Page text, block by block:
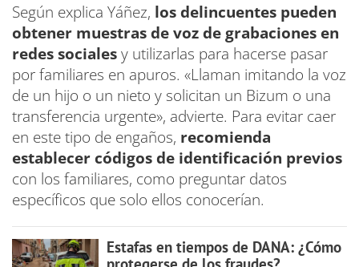
Según explica Yáñez, los delincuentes pueden
obtener muestras de voz de grabaciones en
redes socialesy utilizarlas para hacerse pasar
por familiares en apuros. «Llaman imitando la voz
de un hijo o un nieto y solicitan un Bizum o una
transferencia urgente», advierte. Para evitar caer
en este tipo de engaños, recomienda
establecer códigos de identificación previos
con los familiares, como preguntar datos
específicos que solo ellos conocerían.
Estafas en tiempos de DANA: ¿Cómo